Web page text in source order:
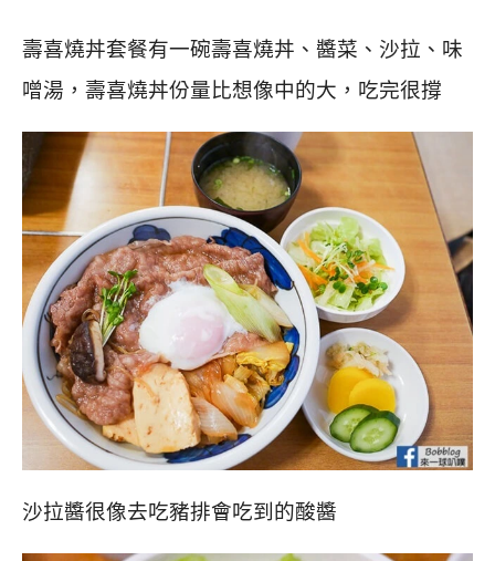
壽喜燒丼套餐有一碗壽喜燒丼、醬菜、沙拉、味
噌湯，壽喜燒丼份量比想像中的大，吃完很撐
沙拉醬很像去吃豬排會吃到的酸醬